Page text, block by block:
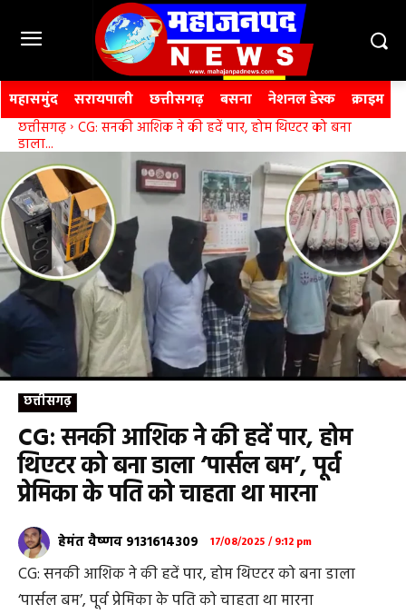
महासमुंद सरायपाली छत्तीसगढ़ बसना नेशनल डेस्क क्राइम
छत्तीसगढ़ CG: सनकी आशिक ने की हदें पार, होम थिएटर को बना
डाला...
छत्तीसगढ़
CG: सनकी आशिक ने की हदें पार, होम
थिएटर को बना डाला ‘पार्सल बम’, पूर्व
प्रेमिका के पति को चाहता था मारना
हेमंत वैष्णव 9131614309 17/08/2025 / 9:12 pm
CG: सनकी आशिक ने की हदें पार, होम थिएटर को बना डाला
‘पार्सल बम’, पूर्व प्रेमिका के पति को चाहता था मारना